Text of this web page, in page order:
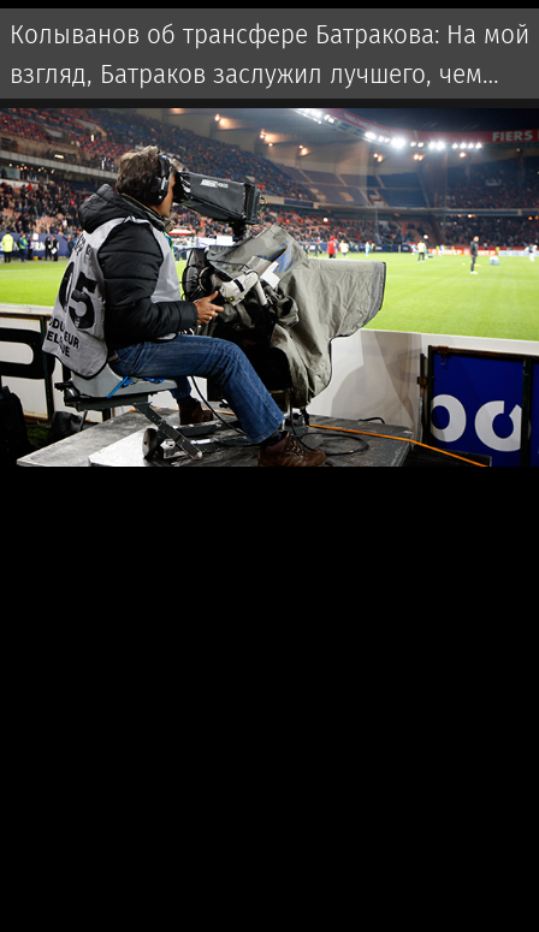
Колыванов об трансфере Батракова: На мой
взгляд, Батраков заслужил лучшего, чем
чемпионат Турции